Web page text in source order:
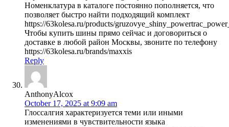
Номенклатура в каталоге постоянно пополняется, что
позволяет быстро найти подходящий комплект
https://63kolesa.ru/products/
Чтобы купить шины прямо сейчас и договориться о
доставке в любой район Москвы, звоните по телефону
https://63kolesa.ru/brands/maxxis
Reply
AnthonyAlcox
October 17, 2025 at 9:09 am
Глоссалгия характеризуется теми или иными
изменениями в чувствительности языка